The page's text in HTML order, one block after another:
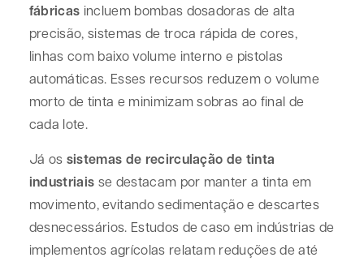
fábricas incluem bombas dosadoras de alta
precisão, sistemas de troca rápida de cores,
linhas com baixo volume interno e pistolas
automáticas. Esses recursos reduzem o volume
morto de tinta e minimizam sobras ao final de
cada lote.
Já os sistemas de recirculação de tinta
industriais se destacam por manter a tinta em
movimento, evitando sedimentação e descartes
desnecessários. Estudos de caso em indústrias de
implementos agrícolas relatam reduções de até